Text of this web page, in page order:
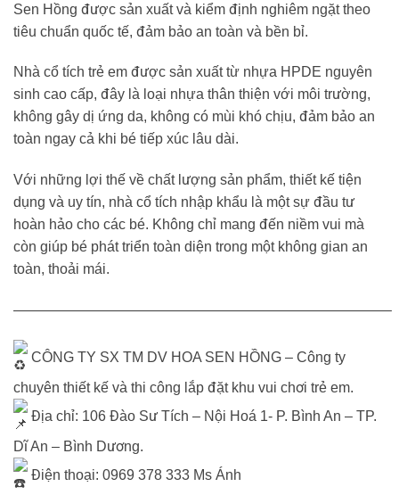
Sen Hồng được sản xuất và kiểm định nghiêm ngặt theo
tiêu chuẩn quốc tế, đảm bảo an toàn và bền bỉ.
Nhà cổ tích trẻ em được sản xuất từ nhựa HPDE nguyên
sinh cao cấp, đây là loại nhựa thân thiện với môi trường,
không gây dị ứng da, không có mùi khó chịu, đảm bảo an
toàn ngay cả khi bé tiếp xúc lâu dài.
Với những lợi thế về chất lượng sản phẩm, thiết kế tiện
dụng và uy tín, nhà cổ tích nhập khẩu là một sự đầu tư
hoàn hảo cho các bé. Không chỉ mang đến niềm vui mà
còn giúp bé phát triển toàn diện trong một không gian an
toàn, thoải mái.
——————————————————————————–
CÔNG TY SX TM DV HOA SEN HỒNG – Công ty
chuyên thiết kế và thi công lắp đặt khu vui chơi trẻ em.
Địa chỉ: 106 Đào Sư Tích – Nội Hoá 1- P. Bình An – TP.
Dĩ An – Bình Dương.
Điện thoại: 0969 378 333 Ms Ánh